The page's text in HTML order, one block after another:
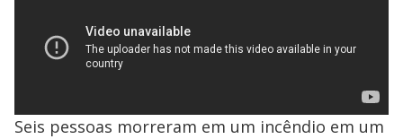
Seis pessoas morreram em um incêndio em um